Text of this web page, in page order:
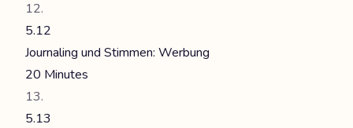
5.12
Journaling und Stimmen: Werbung
20 Minutes
5.13